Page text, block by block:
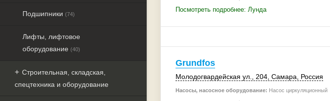
Подшипники (74)
Лифты, лифтовое
оборудование (40)
Строительная, складская,
спецтехника и оборудование
Посмотреть подробнее: Лунда
Grundfos
Молодогвардейская ул., 204, Самара Россия
Насосы, насосное оборудование: Насос циркуляционный